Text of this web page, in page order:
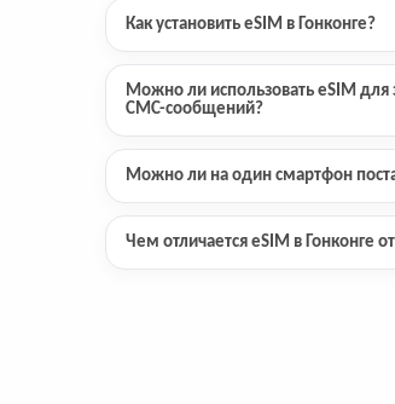
Как установить eSIM в Гонконге?
Можно ли использовать eSIM для
СМС-сообщений?
Можно ли на один смартфон
Чем отличается eSIM в Гонконге